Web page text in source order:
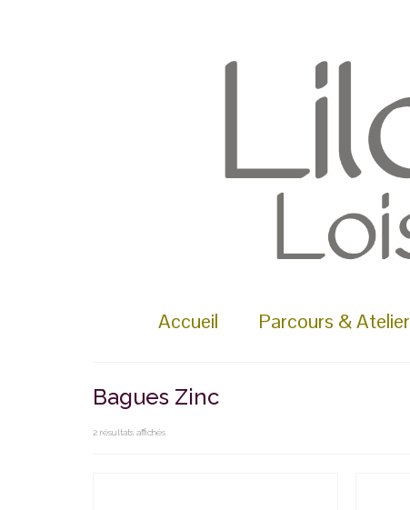
Accueil Parcours & Atelier
Bagues Zinc
2 résultats affichés